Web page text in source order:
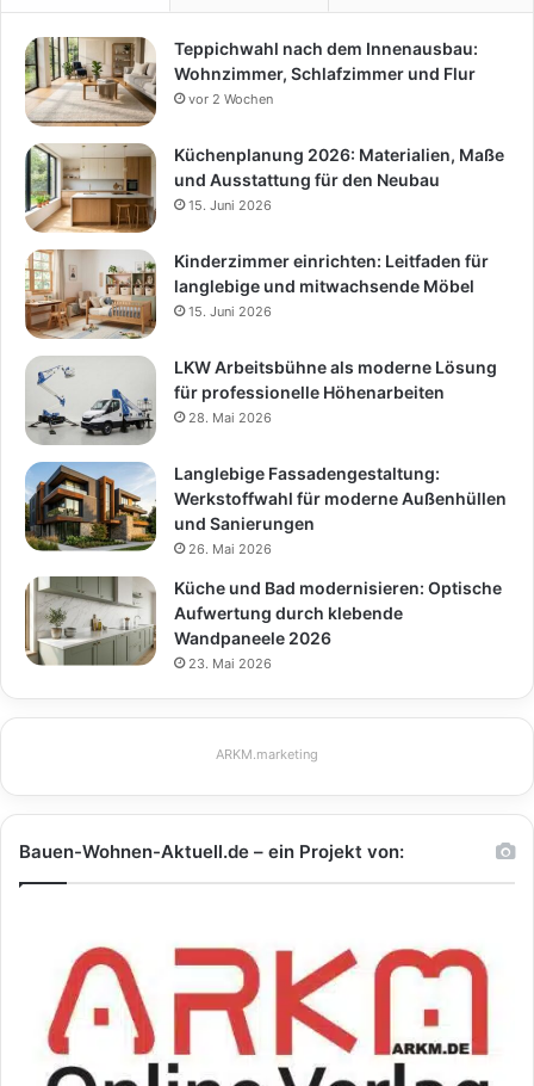
Teppichwahl nach dem Innenausbau:
Wohnzimmer, Schlafzimmer und Flur
vor 2 Wochen
Küchenplanung 2026: Materialien, Maße
und Ausstattung für den Neubau
15. Juni 2026
Kinderzimmer einrichten: Leitfaden für
langlebige und mitwachsende Möbel
15. Juni 2026
LKW Arbeitsbühne als moderne Lösung
für professionelle Höhenarbeiten
28. Mai 2026
Langlebige Fassadengestaltung:
Werkstoffwahl für moderne Außenhüllen
und Sanierungen
26. Mai 2026
Küche und Bad modernisieren: Optische
Aufwertung durch klebende
Wandpaneele 2026
23. Mai 2026
ARKM.marketing
Bauen-Wohnen-Aktuell.de – ein Projekt von: